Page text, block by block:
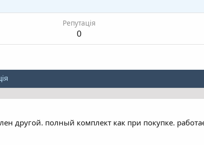
Репутація
0
другой. полный комплект как при покупке.